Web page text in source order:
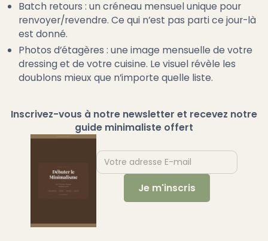
Batch retours : un créneau mensuel unique pour
renvoyer/revendre. Ce qui n’est pas parti ce jour-là
est donné.
Photos d’étagères : une image mensuelle de votre
dressing et de votre cuisine. Le visuel révèle les
doublons mieux que n’importe quelle liste.
Inscrivez-vous à notre newsletter et recevez notre
guide minimaliste offert